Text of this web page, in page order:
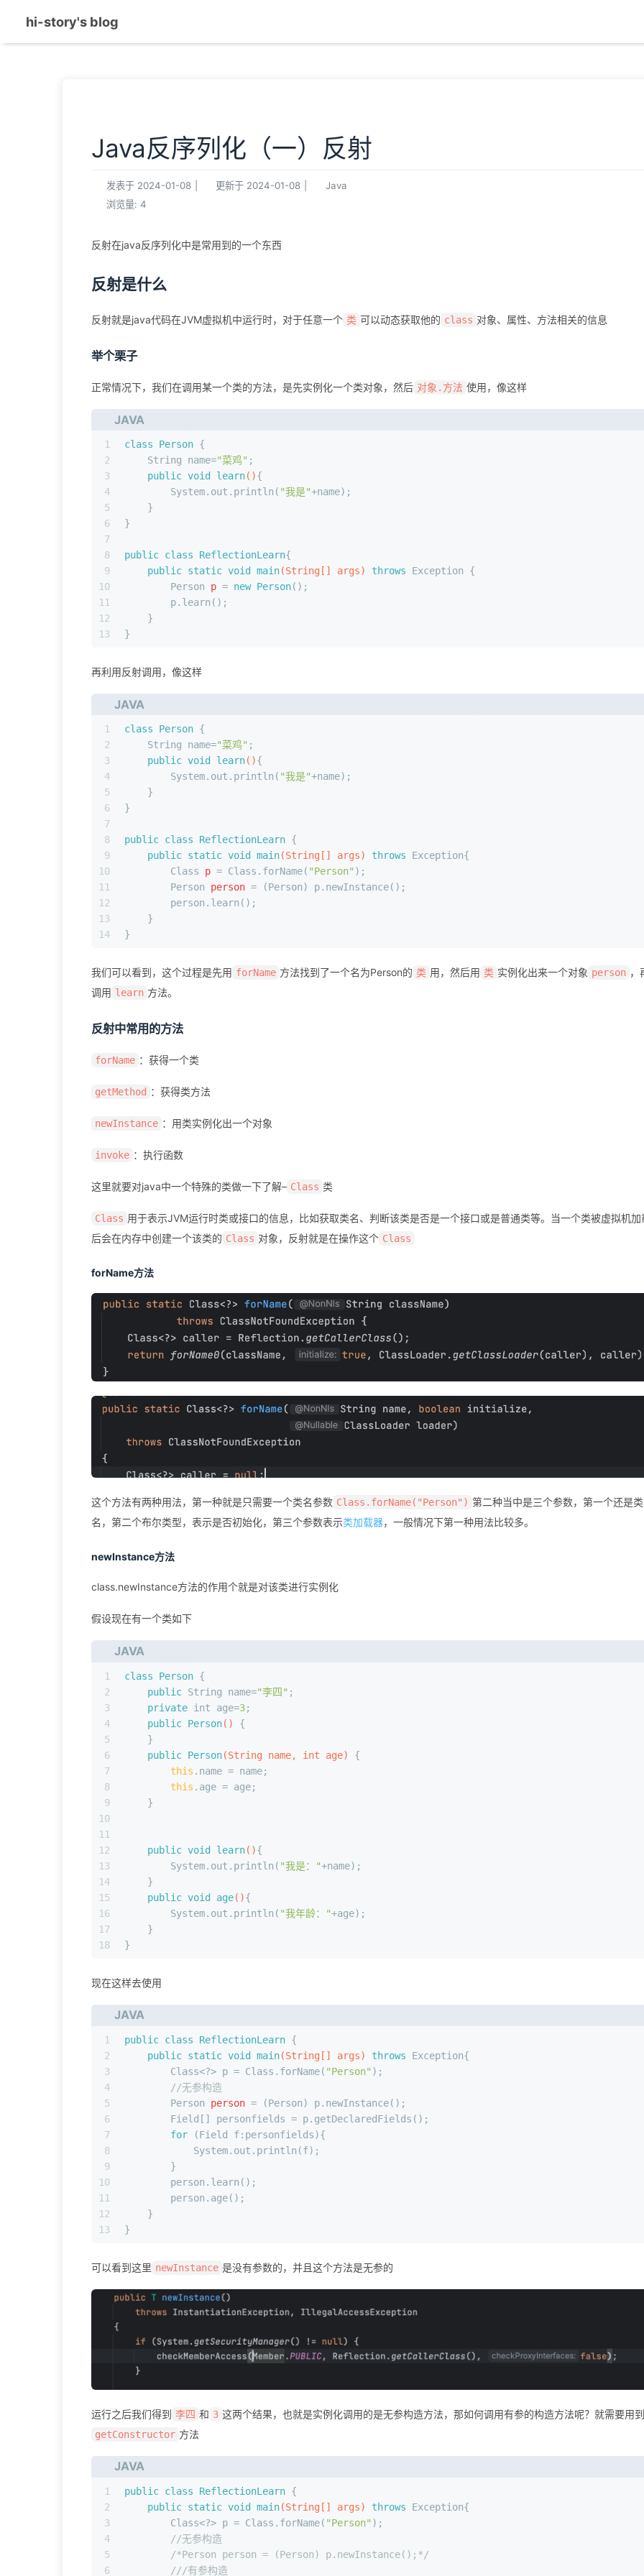
hi-story's blog
Java反序列化（一）反射
发表于 2024-01-08 更新于 2024-01-08
Java
浏览量: 4
反射在java反序列化中是常用到的一个东西
反射是什么
反射就是java代码在JVM虚拟机中运行时，对于任意一个 类 可以动态获取他的 class 对象、属性、方法相关的信息
举个栗子
正常情况下，我们在调用某一个类的方法，是先实例化一个类对象，然后 对象.方法 使用，像这样
JAVA
1
2
3
4
5
6
7
8
9
10
11
12
13
class Person {
    String name=
"菜鸡" ;
public void learn(){
        System.out.println(
"我是"+name);
    }
}
public class ReflectionLearn{
public static void main(String[] args) throws Exception {
Person
p = new Person();
        p.learn();
    }
}
再利用反射调用，像这样
JAVA
1
2
3
4
5
6
7
8
9
10
11
12
13
14
class Person {
    String name=
"菜鸡" ;
public void learn(){
        System.out.println(
"我是"+name);
    }
}
public class ReflectionLearn {
public static void main(String[] args) throws Exception{
Class
p = Class.forName( "Person" );
Person
person = (Person) p.newInstance();
        person.learn();
    }
}
我们可以看到，这个过程是先用 forName 方法找到了一个名为Person的 类 用，然后用 类 实例化出来一个对象 person ，
调用 learn 方法。
反射中常用的方法
forName ：获得一个类
getMethod ：获得类方法
newInstance ：用类实例化出一个对象
invoke ：执行函数
这里就要对java中一个特殊的类做一下了解– Class 类
Class 用于表示JVM运行时类或接口的信息，比如获取类名、判断该类是否是一个接口或是普通类等。当一个类被虚拟机加
后会在内存中创建一个该类的 Class 对象，反射就是在操作这个 Class
forName方法
这个方法有两种用法，第一种就是只需要一个类名参数 Class.forName("Person") 第二种当中是三个参数，第一个还是类
名，第二个布尔类型，表示是否初始化，第三个参数表示类加载器，一般情况下第一种用法比较多。
newInstance方法
class.newInstance方法的作用个就是对该类进行实例化
假设现在有一个类如下
JAVA
1
2
3
4
5
6
7
8
9
10
11
12
13
14
15
16
17
18
class Person {
public String name="李四" ;
private int age=3;
public Person()
{
    }
public Person(String name, int age)
{
this .name = name;
this .age = age;
    }
public void learn(){
        System.out.println(
"我是："+name);
    }
public void age(){
        System.out.println(
"我年龄："+age);
    }
}
现在这样去使用
JAVA
1
2
3
4
5
6
7
8
9
10
11
12
13
public class ReflectionLearn {
public static void main(String[] args) throws Exception{
        Class<?> p = Class.forName(
"Person" );
//无参构造
Person
person = (Person) p.newInstance();
        Field[] personfields = p.getDeclaredFields();
for (Field f:personfields){
            System.out.println(f);
        }
        person.learn();
        person.age();
    }
}
可以看到这里 newInstance 是没有参数的，并且这个方法是无参的
运行之后我们得到 李四 和 3 这两个结果，也就是实例化调用的是无参构造方法，那如何调用有参的构造方法呢？就需要用到
getConstructor 方法
JAVA
1
2
3
4
5
6
public class ReflectionLearn {
public static void main(String[] args) throws Exception{
        Class<?> p = Class.forName(
"Person" );
//无参构造
/*Person person = (Person) p.newInstance();*/
///有参构造